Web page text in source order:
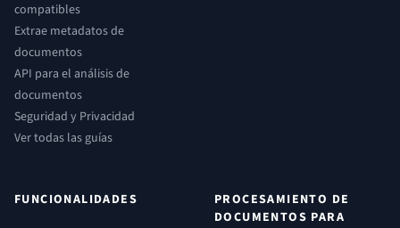
compatibles
Extrae metadatos de
documentos
API para el análisis de
documentos
Seguridad y Privacidad
Ver todas las guías
FUNCIONALIDADES
PROCESAMIENTO DE
DOCUMENTOS PARA